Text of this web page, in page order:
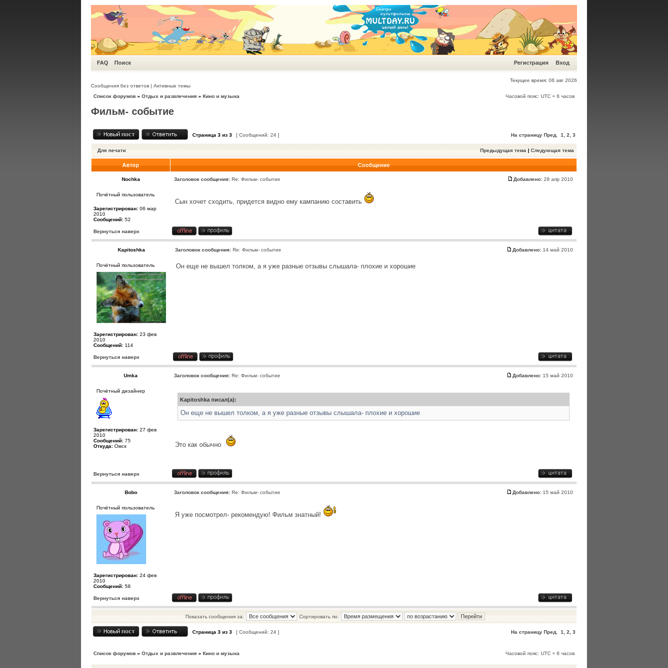
FAQ Поиск Регистрация Вход
Текущее время: 06 авг 2026
Сообщения без ответов | Активные темы
Список форумов » Отдых и развлечения » Кино и музыка Часовой пояс: UTC + 6 часов
Фильм- событие
Страница 3 из 3 [ Сообщений: 24 ] На страницу Пред. 1 2 3
Для печати Предыдущая тема | Следующая тема
Автор Сообщение
Nochka Заголовок сообщения: Re: Фильм- событие Добавлено: 28 апр 2010
Почётный пользователь
Зарегистрирован: 06 мар
2010
Сообщений: 52
Сын хочет сходить, придется видно ему кампанию составить
Вернуться наверх
Kapitoshka Заголовок сообщения: Re: Фильм- событие Добавлено: 14 май 2010
Почётный пользователь
Зарегистрирован: 23 фев
2010
Сообщений: 114
Он еще не вышел толком, а я уже разные отзывы слышала- плохие и хорошие
Вернуться наверх
Umka Заголовок сообщения: Re: Фильм- событие Добавлено: 15 май 2010
Почётный дизайнер
Зарегистрирован: 27 фев
2010
Сообщений: 75
Откуда: Омск
Kapitoshka писал(а):
Он еще не вышел толком, а я уже разные отзывы слышала- плохие и хорошие
Это как обычно
Вернуться наверх
Bobo Заголовок сообщения: Re: Фильм- событие Добавлено: 15 май 2010
Почётный пользователь
Зарегистрирован: 24 фев
2010
Сообщений: 58
Я уже посмотрел- рекомендую! Фильм знатный!
Вернуться наверх
Показать сообщения за: Сортировать по:
Страница 3 из 3 [ Сообщений: 24 ] На страницу Пред. 1 2 3
Список форумов » Отдых и развлечения » Кино и музыка Часовой пояс: UTC + 6 часов